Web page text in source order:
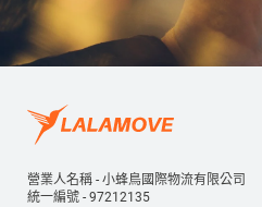
營業人名稱 - 小蜂鳥國際物流有限公司
統一編號 - 97212135